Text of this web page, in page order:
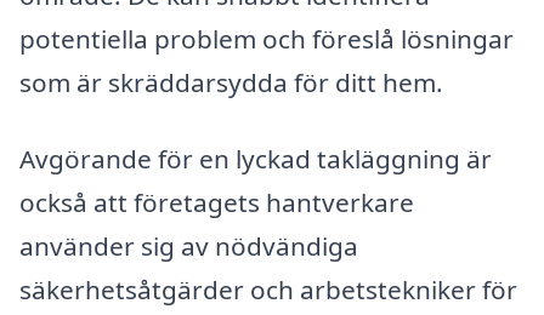
potentiella problem och föreslå lösningar
som är skräddarsydda för ditt hem.
Avgörande för en lyckad takläggning är
också att företagets hantverkare
använder sig av nödvändiga
säkerhetsåtgärder och arbetstekniker för